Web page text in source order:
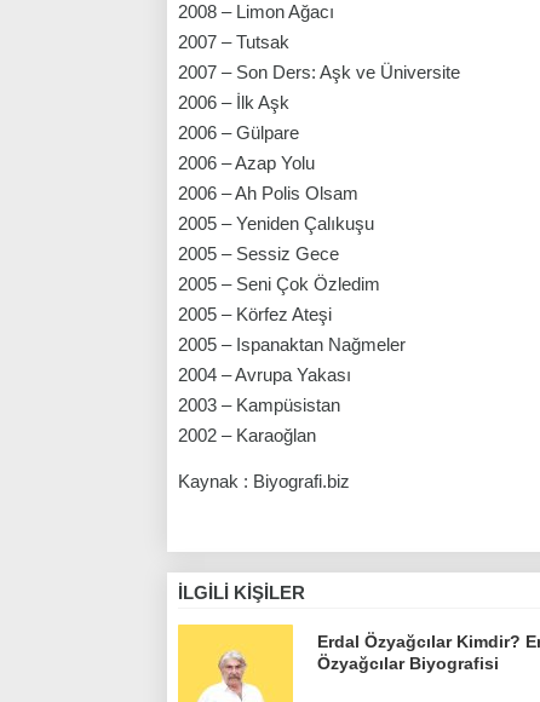
2008 – Limon Ağacı
2007 – Tutsak
2007 – Son Ders: Aşk ve Üniversite
2006 – İlk Aşk
2006 – Gülpare
2006 – Azap Yolu
2006 – Ah Polis Olsam
2005 – Yeniden Çalıkuşu
2005 – Sessiz Gece
2005 – Seni Çok Özledim
2005 – Körfez Ateşi
2005 – Ispanaktan Nağmeler
2004 – Avrupa Yakası
2003 – Kampüsistan
2002 – Karaoğlan
Kaynak : Biyografi.biz
İLGILI KIŞILER
Erdal Özyağcılar Kimdir?
Özyağcılar Biyografisi